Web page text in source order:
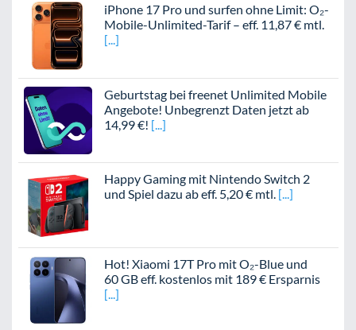
iPhone 17 Pro und surfen ohne Limit: O₂-
Mobile-Unlimited-Tarif – eff. 11,87 € mtl.
Geburtstag bei freenet Unlimited Mobile
Angebote! Unbegrenzt Daten jetzt ab
14,99 €!
Happy Gaming mit Nintendo Switch 2
und Spiel dazu ab eff. 5,20 € mtl.
Hot! Xiaomi 17T Pro mit O₂-Blue und
60 GB eff. kostenlos mit 189 € Ersparnis